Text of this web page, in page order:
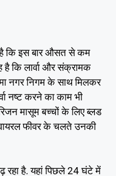
कि इस बार औसत से कम
कि लार्वा और संक्रामक
नगर निगम के साथ मिलकर
नष्ट करने का काम भी
मासूम बच्चों के लिए ब्लड
फीवर के चलते उनकी
रहा है. यहां पिछले 24 घंटे में